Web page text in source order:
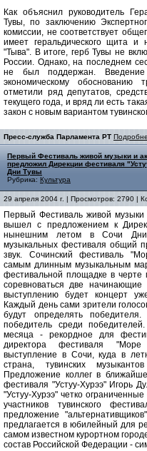
Как объяснил руководитель
Тувы, по заключению
комиссии, не соответствует
имеет геральдического щита
"Тыва". В итоге, герб Тувы не
России. Однако, на последнем
не был поддержан. Введение
экономическому обоснованию
отметили ряд депутатов,
текущего года, и вряд ли есть
закон с новым вариантом
Пресс-служба Парламента РТ
Первый Фестиваль живой музыки и
предложил Дирекции фестиваля
Дни Тувы
Рубрика: Культура
29 апреля 2004 г. | Просмотров: 2790 |
Первый Фестиваль живой
вышел с предложением к
нынешним летом в Сочи Дни
музыкальных фестиваля общий
звук. Сочинский фестиваль
самым длинным музыкальным
фестивальной площадке в черте
соревноваться две
выступлению будет концерт
Каждый день сами зрители
будут определять
победитель среди
месяца - рекордное для
директора фестиваля "Море
выступление в Сочи, куда в
страна, тувинских
Предложение коллег в
фестиваля "Устуу-Хурээ" Игорь
"Устуу-Хурээ" четко
участников тувинского
предложение
предлагается в юбилейный для
самом известном курортном
состав Российской Федерации -